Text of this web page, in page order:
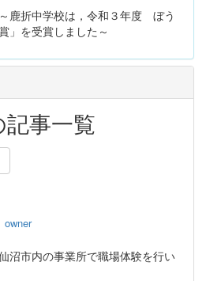
，令和３年度 ぼう
」を受賞しました～
事一覧
owner
沼市内の事業所で職場体験を行い